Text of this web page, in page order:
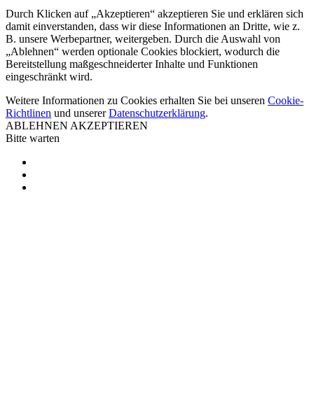
Durch Klicken auf „Akzeptieren“ akzeptieren Sie und erklären sich
damit einverstanden, dass wir diese Informationen an Dritte, wie z.
B. unsere Werbepartner, weitergeben. Durch die Auswahl von
„Ablehnen“ werden optionale Cookies blockiert, wodurch die
Bereitstellung maßgeschneiderter Inhalte und Funktionen
eingeschränkt wird.
Weitere Informationen zu Cookies erhalten Sie bei unseren Cookie-
Richtlinen und unsererDatenschutzerklärung.
ABLEHNEN AKZEPTIEREN
Bitte warten